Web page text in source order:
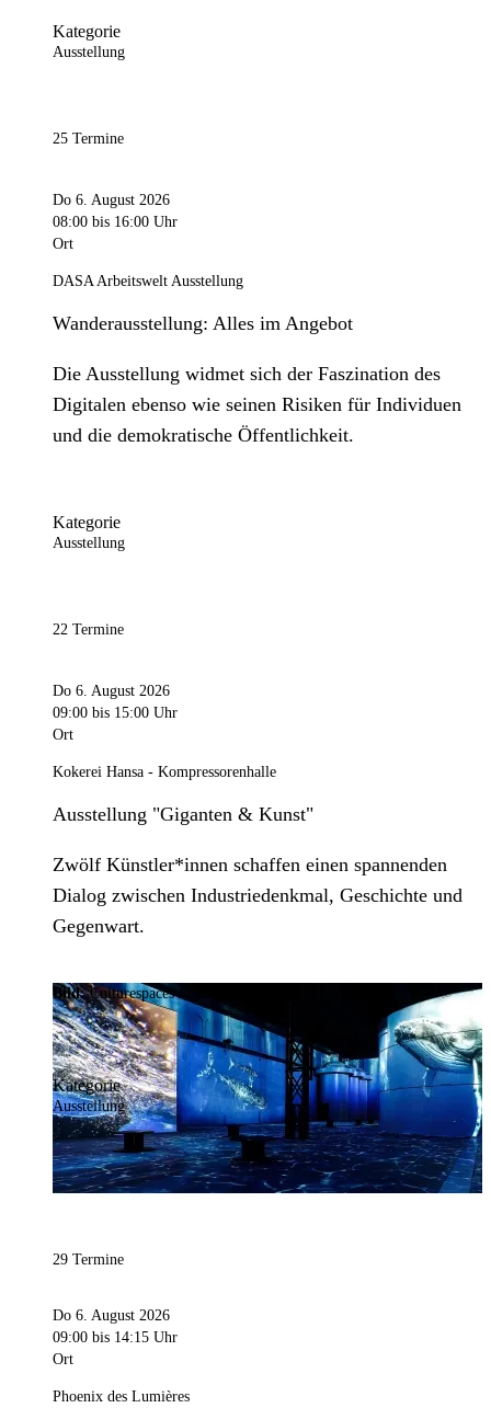
Kategorie
Ausstellung
25 Termine
Do 6. August 2026
08:00 bis 16:00 Uhr
Ort
DASA Arbeitswelt Ausstellung
Wanderausstellung: Alles im Angebot
Die Ausstellung widmet sich der Faszination des
Digitalen ebenso wie seinen Risiken für Individuen
und die demokratische Öffentlichkeit.
Kategorie
Ausstellung
22 Termine
Do 6. August 2026
09:00 bis 15:00 Uhr
Ort
Kokerei Hansa - Kompressorenhalle
Ausstellung "Giganten & Kunst"
Zwölf Künstler*innen schaffen einen spannenden
Dialog zwischen Industriedenkmal, Geschichte und
Gegenwart.
Bild:Culturespaces / Falko Wübbecke
Kategorie
Ausstellung
29 Termine
Do 6. August 2026
09:00 bis 14:15 Uhr
Ort
Phoenix des Lumières